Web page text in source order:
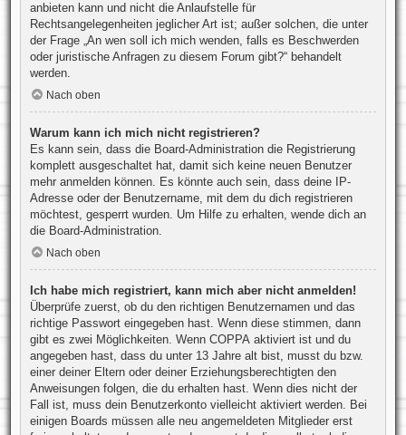
anbieten kann und nicht die Anlaufstelle für
Rechtsangelegenheiten jeglicher Art ist; außer solchen, die unter
der Frage „An wen soll ich mich wenden, falls es Beschwerden
oder juristische Anfragen zu diesem Forum gibt?“ behandelt
werden.
Nach oben
Warum kann ich mich nicht registrieren?
Es kann sein, dass die Board-Administration die Registrierung
komplett ausgeschaltet hat, damit sich keine neuen Benutzer
mehr anmelden können. Es könnte auch sein, dass deine IP-
Adresse oder der Benutzername, mit dem du dich registrieren
möchtest, gesperrt wurden. Um Hilfe zu erhalten, wende dich an
die Board-Administration.
Nach oben
Ich habe mich registriert, kann mich aber nicht anmelden!
Überprüfe zuerst, ob du den richtigen Benutzernamen und das
richtige Passwort eingegeben hast. Wenn diese stimmen, dann
gibt es zwei Möglichkeiten. Wenn COPPA aktiviert ist und du
angegeben hast, dass du unter 13 Jahre alt bist, musst du bzw.
einer deiner Eltern oder deiner Erziehungsberechtigten den
Anweisungen folgen, die du erhalten hast. Wenn dies nicht der
Fall ist, muss dein Benutzerkonto vielleicht aktiviert werden. Bei
einigen Boards müssen alle neu angemeldeten Mitglieder erst